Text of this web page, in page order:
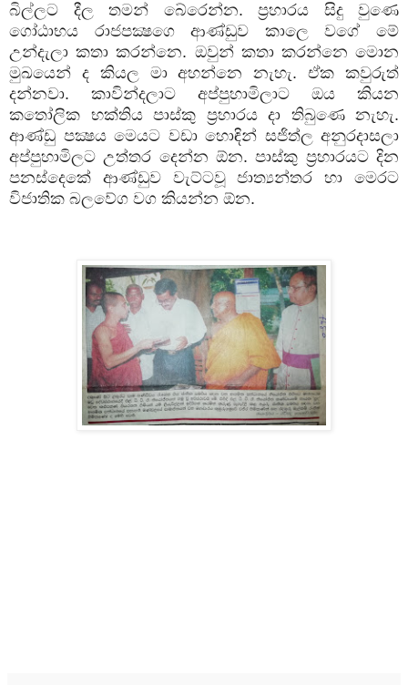
බිල්ලට දීල තමන් බේරෙන්න. ප්‍රහාරය සිදු වුණෙ
ගෝඨාභය රාජපක්‍ෂගෙ ආණ්ඩුව කාලෙ වගේ මේ
උන්දැලා කතා කරන්නෙ. ඔවුන් කතා කරන්නෙ මොන
මුඛයෙන් ද කියල මා අහන්නෙ නැහැ. ඒක කවුරුත්
දන්නවා. කාවින්දලාට අප්පුහාමිලාට ඔය කියන
කතෝලික භක්තිය පාස්කු ප්‍රහාරය දා තිබුණෙ නැහැ.
ආණ්ඩු පක්‍ෂය මෙයට වඩා හොඳින් සජිත්ල අනුරදාසලා
අප්පුහාමිලට උත්තර දෙන්න ඕන. පාස්කු ප්‍රහාරයට දින
පනස්දෙකේ ආණ්ඩුව වැට්ටවූ ජාත්‍යන්තර හා මෙරට
විජාතික බලවේග වග කියන්න ඕන.